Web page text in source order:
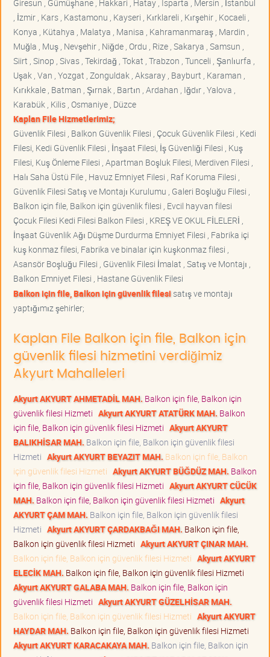
Giresun , Gümüşhane , Hakkari , Hatay , Isparta , Mersin , İstanbul
, İzmir , Kars , Kastamonu , Kayseri , Kırklareli , Kırşehir , Kocaeli ,
Konya , Kütahya , Malatya , Manisa , Kahramanmaraş , Mardin ,
Muğla , Muş , Nevşehir , Niğde , Ordu , Rize , Sakarya , Samsun ,
Siirt , Sinop , Sivas , Tekirdağ , Tokat , Trabzon , Tunceli , Şanlıurfa ,
Uşak , Van , Yozgat , Zonguldak , Aksaray , Bayburt , Karaman ,
Kırıkkale , Batman , Şırnak , Bartın , Ardahan , Iğdır , Yalova ,
Karabük , Kilis , Osmaniye , Düzce
Kaplan File Hizmetlerimiz;
Güvenlik Filesi , Balkon Güvenlik Filesi , Çocuk Güvenlik Filesi , Kedi
Filesi, Kedi Güvenlik Filesi , İnşaat Filesi, İş Güvenliği Filesi , Kuş
Filesi, Kuş Önleme Filesi , Apartman Boşluk Filesi, Merdiven Filesi ,
Halı Saha Üstü File , Havuz Emniyet Filesi , Raf Koruma Filesi ,
Güvenlik Filesi Satış ve Montajı Kurulumu , Galeri Boşluğu Filesi ,
Balkon için file, Balkon için güvenlik filesi , Evcil hayvan filesi
Çocuk Filesi Kedi Filesi Balkon Filesi , KREŞ VE OKUL FİLELERİ ,
İnşaat Güvenlik Ağı Düşme Durdurma Emniyet Filesi , Fabrika içi
kuş konmaz filesi, Fabrika ve binalar için kuşkonmaz filesi ,
Asansör Boşluğu Filesi , Güvenlik Filesi İmalat , Satış ve Montajı ,
Balkon Emniyet Filesi , Hastane Güvenlik Filesi
Balkon için file, Balkon için güvenlik filesisatış ve montajı
yaptığımız şehirler;
Kaplan File Balkon için file, Balkon için
güvenlik filesi hizmetini verdiğimiz
Akyurt Mahalleleri
Akyurt AKYURT AHMETADİL MAH. Balkon için file, Balkon için
güvenlik filesi Hizmeti Akyurt AKYURT ATATÜRK MAH. Balkon
için file, Balkon için güvenlik filesi Hizmeti Akyurt AKYURT
BALIKHİSAR MAH. Balkon için file, Balkon için güvenlik filesi
Hizmeti Akyurt AKYURT BEYAZIT MAH. Balkon için file, Balkon
için güvenlik filesi Hizmeti Akyurt AKYURT BÜĞDÜZ MAH. Balkon
için file, Balkon için güvenlik filesi Hizmeti Akyurt AKYURT CÜCÜK
MAH. Balkon için file, Balkon için güvenlik filesi Hizmeti Akyurt
AKYURT ÇAM MAH. Balkon için file, Balkon için güvenlik filesi
Hizmeti Akyurt AKYURT ÇARDAKBAĞI MAH. Balkon için file,
Balkon için güvenlik filesi Hizmeti Akyurt AKYURT ÇINAR MAH.
Balkon için file, Balkon için güvenlik filesi Hizmeti Akyurt AKYURT
ELECİK MAH. Balkon için file, Balkon için güvenlik filesi Hizmeti
Akyurt AKYURT GALABA MAH. Balkon için file, Balkon için
güvenlik filesi Hizmeti Akyurt AKYURT GÜZELHİSAR MAH.
Balkon için file, Balkon için güvenlik filesi Hizmeti Akyurt AKYURT
HAYDAR MAH. Balkon için file, Balkon için güvenlik filesi Hizmeti
Akyurt AKYURT KARACAKAYA MAH. Balkon için file, Balkon için